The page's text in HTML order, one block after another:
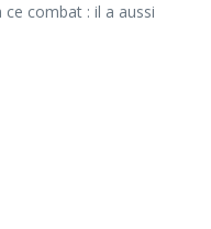
combat : il a aussi